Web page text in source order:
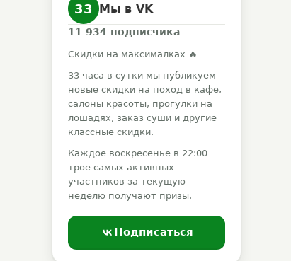
33 Мы в VK
11 934 подписчика
Скидки на максималках 🔥
33 часа в сутки мы публикуем
новые скидки на поход в кафе,
салоны красоты, прогулки на
лошадях, заказ суши и другие
классные скидки.
Каждое воскресенье в 22:00
трое самых активных
участников за текущую
неделю получают призы.
Подписаться